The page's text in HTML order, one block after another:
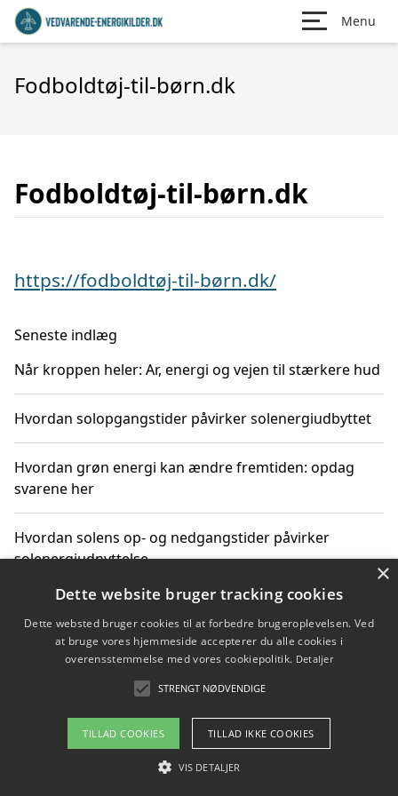
Menu
Fodboldtøj-til-børn.dk
Fodboldtøj-til-børn.dk
https://fodboldtøj-til-børn.dk/
Seneste indlæg
Når kroppen heler: Ar, energi og vejen til stærkere hud
Hvordan solopgangstider påvirker solenergiudbyttet
Hvordan grøn energi kan ændre fremtiden: opdag
svarene her
Hvordan solens op- og nedgangstider påvirker
solenergiudnyttelse
Hvordan du får svar på energispørgsmål om
vedvarende energikilder
Om / kontakt
Blog Betingelser
×
Dette website bruger tracking cookies
Dette websted bruger cookies til at forbedre brugeroplevelsen. Ved
at bruge vores hjemmeside accepterer du alle cookies i
overensstemmelse med vores cookiepolitik. Detaljer
STRENGT NØDVENDIGE
TILLAD COOKIES TILLAD IKKE COOKIES
VIS DETALJER